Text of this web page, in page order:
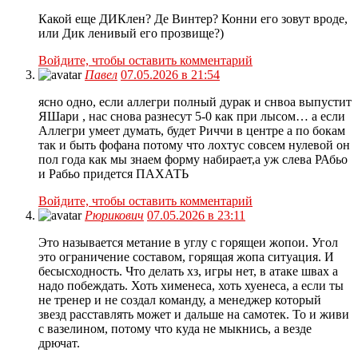
Какой еще ДИКлен? Де Винтер? Конни его зовут вроде,
или Дик ленивый его прозвище?)
Войдите, чтобы оставить комментарий
Павел 07.05.2026 в 21:54
ясно одно, если аллегри полный дурак и снвоа выпустит
ЯШари , нас снова разнесут 5-0 как при лысом… а если
Аллегри умеет думать, будет Риччи в центре а по бокам
так и быть фофана потому что лохтус совсем нулевой он
пол года как мы знаем форму набирает,а уж слева РАбьо
и Рабьо придется ПАХАТЬ
Войдите, чтобы оставить комментарий
Рюрикович 07.05.2026 в 23:11
Это называется метание в углу с горящеи жопои. Угол
это ограничение составом, горящая жопа ситуация. И
бесысходность. Что делать хз, игры нет, в атаке швах а
надо побеждать. Хоть хименеса, хоть хуенеса, а если ты
не тренер и не создал команду, а менеджер который
звезд расставлять может и дальше на самотек. То и живи
с вазелином, потому что куда не мыкнись, а везде
дрючат.